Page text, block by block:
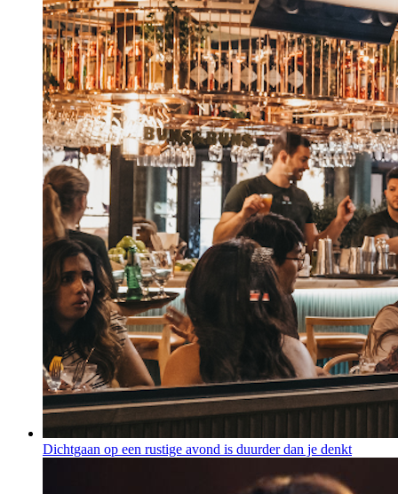
Dichtgaan op een rustige avond is duurder dan je denkt